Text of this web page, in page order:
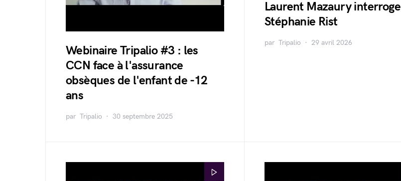
Webinaire Tripalio #3 : les
CCN face à l'assurance
obsèques de l'enfant de -12
ans
par Tripalio 30 septembre 2025
Laurent Mazaury interroge
Stéphanie Rist
par Tripalio 29 avril 2026